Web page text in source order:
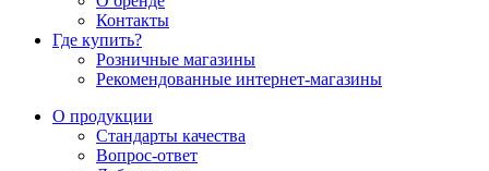
Контакты
Где купить?
Розничные магазины
Рекомендованные интернет-магазины
О продукции
Стандарты качества
Вопрос-ответ